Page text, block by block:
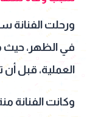
ورحلت الفنانة
في الظهر، حيث
العملية، قبل
وكانت الفنانة